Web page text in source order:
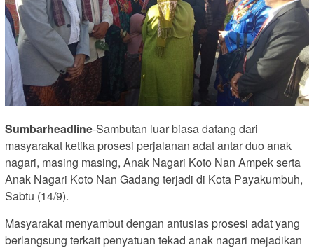
Sumbarheadline-Sambutan luar biasa datang dari
masyarakat ketika prosesi perjalanan adat antar duo anak
nagari, masing masing, Anak Nagari Koto Nan Ampek serta
Anak Nagari Koto Nan Gadang terjadi di Kota Payakumbuh,
Sabtu (14/9).
Masyarakat menyambut dengan antusias prosesi adat yang
berlangsung terkait penyatuan tekad anak nagari mejadikan